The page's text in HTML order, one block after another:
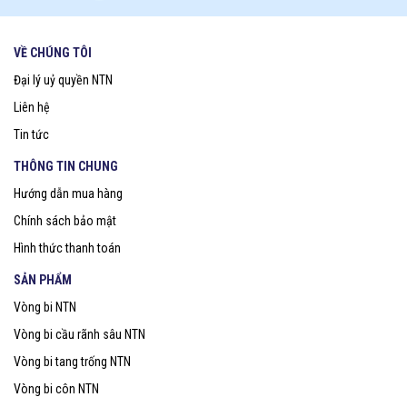
VỀ CHÚNG TÔI
Đại lý uỷ quyền NTN
Liên hệ
Tin tức
THÔNG TIN CHUNG
Hướng dẫn mua hàng
Chính sách bảo mật
Hình thức thanh toán
SẢN PHẨM
Vòng bi NTN
Vòng bi cầu rãnh sâu NTN
Vòng bi tang trống NTN
Vòng bi côn NTN